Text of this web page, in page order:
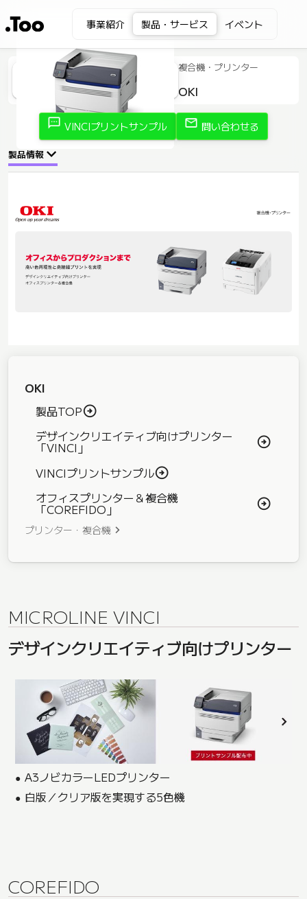
事業紹介 製品・サービス イベント
複合機・プリンター
OKI
sms VINCIプリントサンプル mail 問い合わせる
製品情報
OKI
製品TOP
デザインクリエイティブ向けプリンター
「VINCI」
VINCIプリントサンプル
オフィスプリンター＆複合機
「COREFIDO」
プリンター・複合機
MICROLINE VINCI
デザインクリエイティブ向けプリンター
A3ノビカラーLEDプリンター
白版／クリア版を実現する5色機
COREFIDO